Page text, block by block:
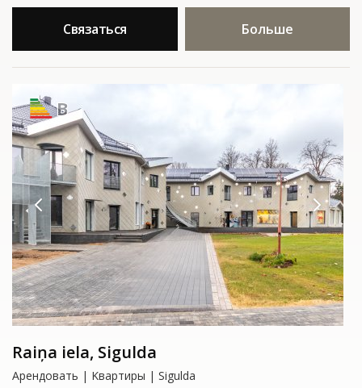
Связаться Больше
B
Raiņa iela, Sigulda
Арендовать | Kвартиры | Sigulda